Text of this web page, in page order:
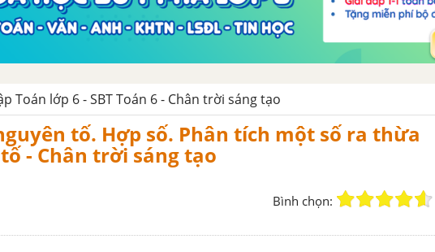
Toán lớp 6 - SBT Toán 6 - Chân trời sáng tạo
tố. Hợp số. Phân tích một số ra thừa
- Chân trời sáng tạo
Bình chọn: